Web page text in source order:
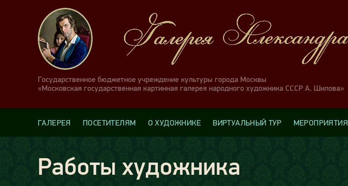
Государственное бюджетное учреждение культуры города Москвы
«Московская государственная картинная галерея народного художника СССР А. Шилова»
ГАЛЕРЕЯ ПОСЕТИТЕЛЯМ О ХУДОЖНИКЕ ВИРТУАЛЬНЫЙ ТУР МЕРОПРИЯТИЯ
Работы художника